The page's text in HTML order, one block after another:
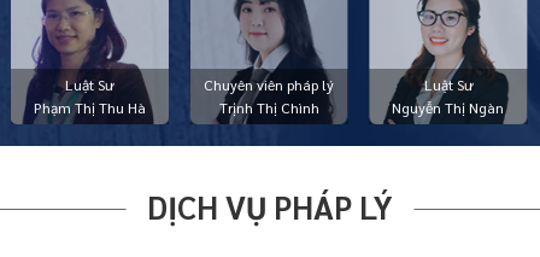
Luật Sư
Phạm Thị Thu Hà
Chuyên viên pháp lý
Trịnh Thị Chình
Luật Sư
Nguyễn Thị Ngàn
DỊCH VỤ PHÁP LÝ